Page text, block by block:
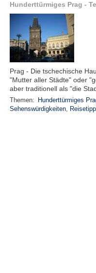
Hunderttürmiges Prag -
Prag - Die tschechische
"Mutter aller Städte" oder
aber traditionell als "die
Themen: Hunderttürmiges
Sehenswürdigkeiten,